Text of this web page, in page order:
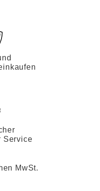
Service
MwSt.